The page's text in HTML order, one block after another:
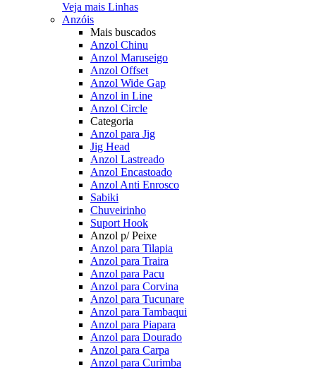
Veja mais Linhas
Anzóis
Mais buscados
Anzol Chinu
Anzol Maruseigo
Anzol Offset
Anzol Wide Gap
Anzol in Line
Anzol Circle
Categoria
Anzol para Jig
Jig Head
Anzol Lastreado
Anzol Encastoado
Anzol Anti Enrosco
Sabiki
Chuveirinho
Suport Hook
Anzol p/ Peixe
Anzol para Tilapia
Anzol para Traira
Anzol para Pacu
Anzol para Corvina
Anzol para Tucunare
Anzol para Tambaqui
Anzol para Piapara
Anzol para Dourado
Anzol para Carpa
Anzol para Curimba